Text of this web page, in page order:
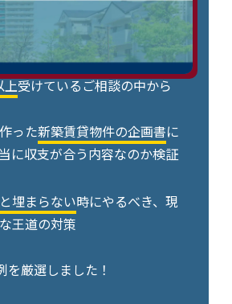
上受けているご相談の中から
った新築賃貸物件の企画書に
に収支が合う内容なのか検証
埋まらない時にやるべき、現
王道の対策
を厳選しました！